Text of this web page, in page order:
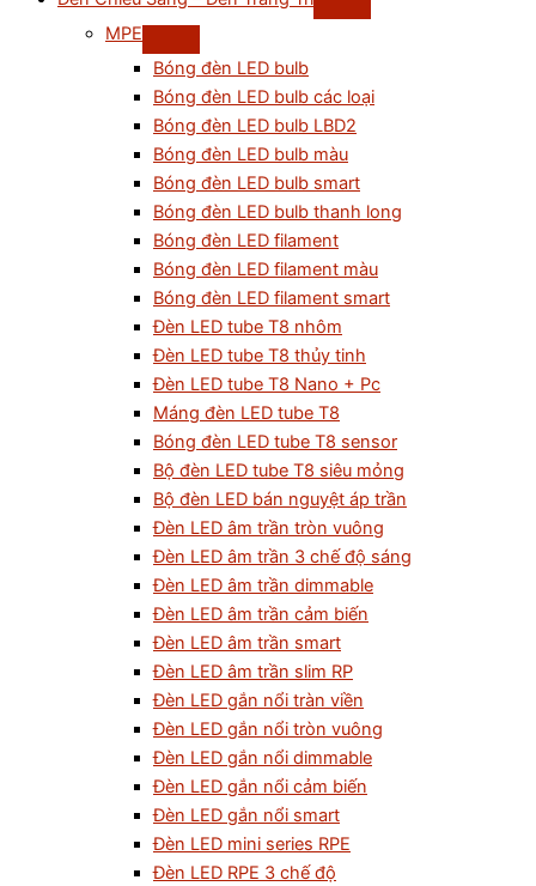
MPE
Bóng đèn LED bulb
Bóng đèn LED bulb các loại
Bóng đèn LED bulb LBD2
Bóng đèn LED bulb màu
Bóng đèn LED bulb smart
Bóng đèn LED bulb thanh long
Bóng đèn LED filament
Bóng đèn LED filament màu
Bóng đèn LED filament smart
Đèn LED tube T8 nhôm
Đèn LED tube T8 thủy tinh
Đèn LED tube T8 Nano + Pc
Máng đèn LED tube T8
Bóng đèn LED tube T8 sensor
Bộ đèn LED tube T8 siêu mỏng
Bộ đèn LED bán nguyệt áp trần
Đèn LED âm trần tròn vuông
Đèn LED âm trần 3 chế độ sáng
Đèn LED âm trần dimmable
Đèn LED âm trần cảm biến
Đèn LED âm trần smart
Đèn LED âm trần slim RP
Đèn LED gắn nổi tràn viền
Đèn LED gắn nổi tròn vuông
Đèn LED gắn nổi dimmable
Đèn LED gắn nổi cảm biến
Đèn LED gắn nổi smart
Đèn LED mini series RPE
Đèn LED RPE 3 chế độ